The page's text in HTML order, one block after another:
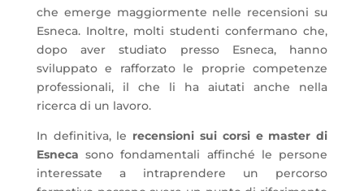
che emerge maggiormente nelle recensioni su
Esneca. Inoltre, molti studenti confermano che,
dopo aver studiato presso Esneca, hanno
sviluppato e rafforzato le proprie competenze
professionali, il che li ha aiutati anche nella
ricerca di un lavoro.
In definitiva, le recensioni sui corsi e master di
Esneca sono fondamentali affinché le persone
interessate a intraprendere un percorso